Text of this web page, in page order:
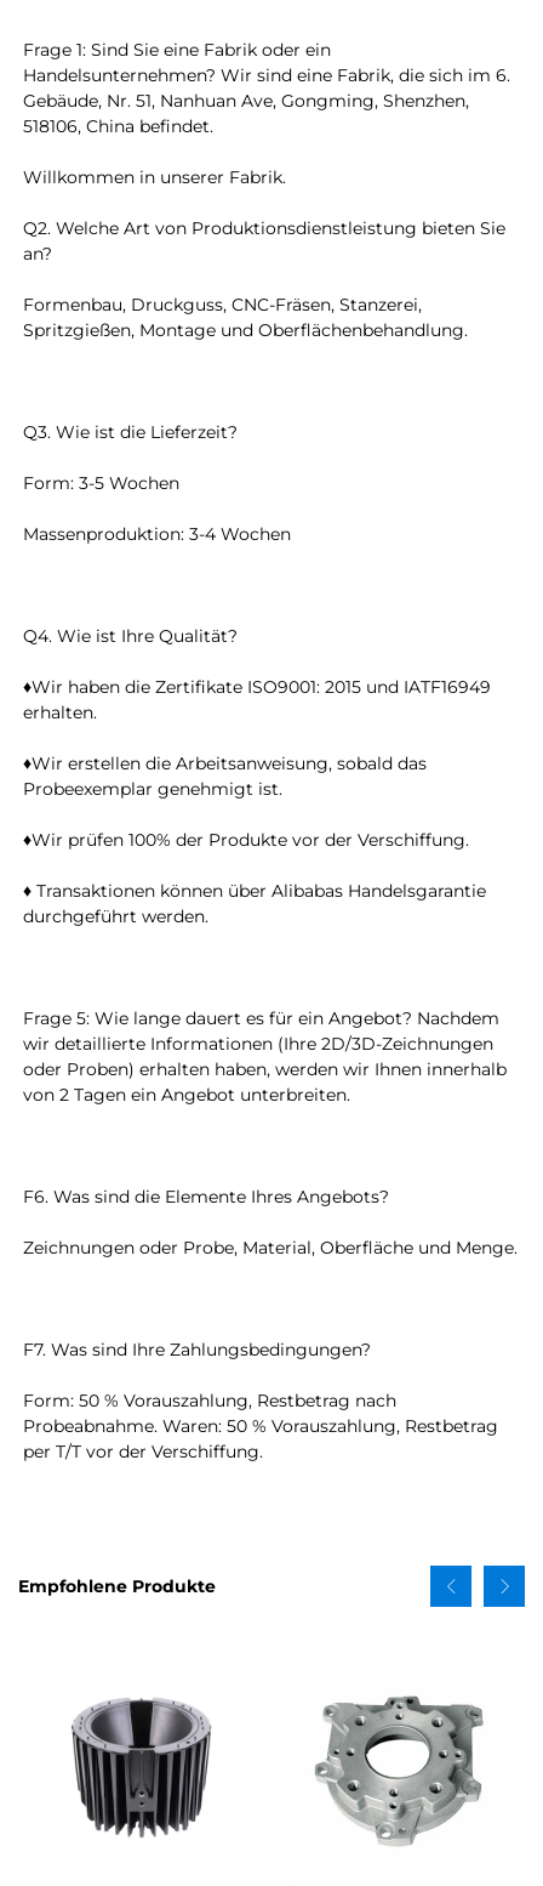
Frage 1: Sind Sie eine Fabrik oder ein
Handelsunternehmen? Wir sind eine Fabrik, die sich im 6.
Gebäude, Nr. 51, Nanhuan Ave, Gongming, Shenzhen,
518106, China befindet.
Willkommen in unserer Fabrik.
Q2. Welche Art von Produktionsdienstleistung bieten Sie
an?
Formenbau, Druckguss, CNC-Fräsen, Stanzerei,
Spritzgießen, Montage und Oberflächenbehandlung.
Q3. Wie ist die Lieferzeit?
Form: 3-5 Wochen
Massenproduktion: 3-4 Wochen
Q4. Wie ist Ihre Qualität?
♦Wir haben die Zertifikate ISO9001: 2015 und IATF16949
erhalten.
♦Wir erstellen die Arbeitsanweisung, sobald das
Probeexemplar genehmigt ist.
♦Wir prüfen 100% der Produkte vor der Verschiffung.
♦ Transaktionen können über Alibabas Handelsgarantie
durchgeführt werden.
Frage 5: Wie lange dauert es für ein Angebot? Nachdem
wir detaillierte Informationen (Ihre 2D/3D-Zeichnungen
oder Proben) erhalten haben, werden wir Ihnen innerhalb
von 2 Tagen ein Angebot unterbreiten.
F6. Was sind die Elemente Ihres Angebots?
F7. Was sind Ihre Zahlungsbedingungen?
Form: 50 % Vorauszahlung, Restbetrag nach
Probeabnahme. Waren: 50 % Vorauszahlung, Restbetrag
per T/T vor der Verschiffung.
Empfohlene Produkte